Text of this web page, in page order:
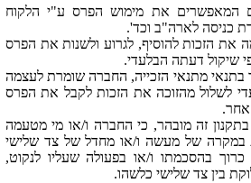
המאפשרים את מימוש הפרס ע"י הלקוח
כניסה לארה"ב וכד'.
את הזכות להוסיף, לגרוע ולשנות את הפרס
שיקול דעתה הבלעדי.
בתנאי מתנאי הזכייה, החברה שומרת לעצמה
לשלול מהזוכה את הזכות לקבל את הפרס
אחר.
זה מובהר, כי החברה ו/או מי מטעמה
במקרה של מעשה ו/או מחדל של צד שלישי
בהסכמתו ו/או בפעולה שעליו לנקוט,
בין צד שלישי כלשהו.